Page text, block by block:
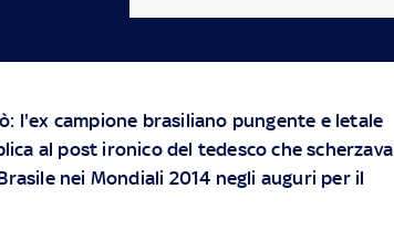
l'ex campione brasiliano pungente e letale
al post ironico del tedesco chescherzava
nei Mondiali 2014 negli auguri per il